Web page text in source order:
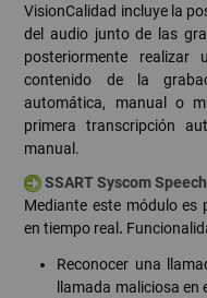
VisionCalidad incluye la
del audio junto de las
posteriormente
contenido de la
automática, manual o
primera transcripción
manual.
SSART Syscom
Mediante este módulo es
en tiempo real.
Reconocer una
llamada maliciosa en